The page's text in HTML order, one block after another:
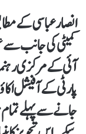
انصار عباسی کے
کمیٹی کی جانب سے
آئی کے مرکزی
پارٹی کے آفیشل
جانے سے پہلے تمام